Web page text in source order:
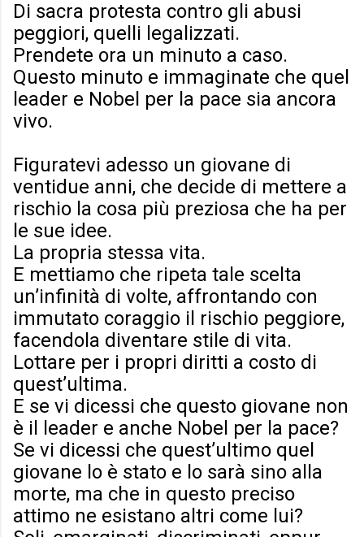
Di sacra protesta contro gli abusi
peggiori, quelli legalizzati.
Prendete ora un minuto a caso.
Questo minuto e immaginate che quel
leader e Nobel per la pace sia ancora
vivo.
Figuratevi adesso un giovane di
ventidue anni, che decide di mettere a
rischio la cosa più preziosa che ha per
le sue idee.
La propria stessa vita.
E mettiamo che ripeta tale scelta
un’infinità di volte, affrontando con
immutato coraggio il rischio peggiore,
facendola diventare stile di vita.
Lottare per i propri diritti a costo di
quest’ultima.
E se vi dicessi che questo giovane non
è il leader e anche Nobel per la pace?
Se vi dicessi che quest’ultimo quel
giovane lo è stato e lo sarà sino alla
morte, ma che in questo preciso
attimo ne esistano altri come lui?